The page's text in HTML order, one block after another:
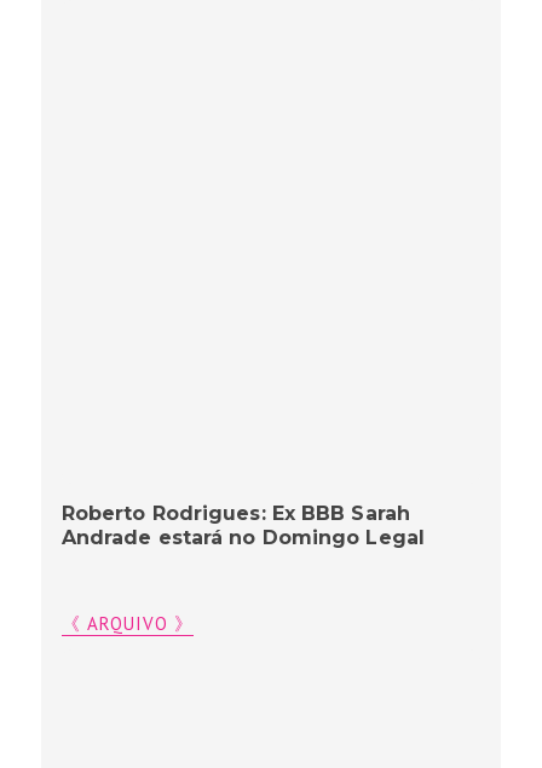
Roberto Rodrigues: Ex BBB Sarah
Andrade estará no Domingo Legal
《 ARQUIVO 》